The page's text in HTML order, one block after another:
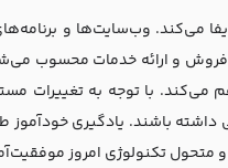
می‌کند. وب‌سایت‌ها و
فروش و ارائه خدمات محسوب
می‌کند. با توجه به تغییرات
داشته باشند. یادگیری
متحول تکنولوژی امروز